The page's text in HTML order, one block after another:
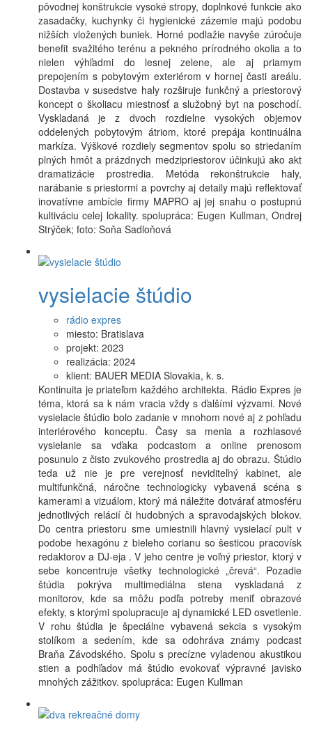
pôvodnej konštrukcie vysoké stropy, doplnkové funkcie ako
zasadačky, kuchynky či hygienické zázemie majú podobu
nižších vložených buniek. Horné podlažie navyše zúročuje
benefit svažitého terénu a pekného prírodného okolia a to
nielen výhľadmi do lesnej zelene, ale aj priamym
prepojením s pobytovým exteriérom v hornej časti areálu.
Dostavba v susedstve haly rozširuje funkčný a priestorový
koncept o školiacu miestnosť a služobný byt na poschodí.
Vyskladaná je z dvoch rozdielne vysokých objemov
oddelených pobytovým átriom, ktoré prepája kontinuálna
markíza. Výškové rozdiely segmentov spolu so striedaním
plných hmôt a prázdnych medzipriestorov účinkujú ako akt
dramatizácie prostredia. Metóda rekonštrukcie haly,
narábanie s priestormi a povrchy aj detaily majú reflektovať
inovatívne ambície firmy MAPRO aj jej snahu o postupnú
kultiváciu celej lokality. spolupráca: Eugen Kullman, Ondrej
Strýček; foto: Soňa Sadloňová
vysielacie štúdio
rádio expres
miesto: Bratislava
projekt: 2023
realizácia: 2024
klient: BAUER MEDIA Slovakia, k. s.
Kontinuita je priateľom každého architekta. Rádio Expres je
téma, ktorá sa k nám vracia vždy s ďalšími výzvami. Nové
vysielacie štúdio bolo zadanie v mnohom nové aj z pohľadu
interiérového konceptu. Časy sa menia a rozhlasové
vysielanie sa vďaka podcastom a online prenosom
posunulo z čisto zvukového prostredia aj do obrazu. Štúdio
teda už nie je pre verejnosť neviditeľný kabinet, ale
multifunkčná, náročne technologicky vybavená scéna s
kamerami a vizuálom, ktorý má náležite dotvárať atmosféru
jednotlivých relácií či hudobných a spravodajských blokov.
Do centra priestoru sme umiestnili hlavný vysielací pult v
podobe hexagónu z bieleho corianu so šesticou pracovísk
redaktorov a DJ-eja . V jeho centre je voľný priestor, ktorý v
sebe koncentruje všetky technologické „črevá“. Pozadie
štúdia pokrýva multimediálna stena vyskladaná z
monitorov, kde sa môžu podľa potreby meniť obrazové
efekty, s ktorými spolupracuje aj dynamické LED osvetlenie.
V rohu štúdia je špeciálne vybavená sekcia s vysokým
stolíkom a sedením, kde sa odohráva známy podcast
Braňa Závodského. Spolu s precízne vyladenou akustikou
stien a podhľadov má štúdio evokovať výpravné javisko
mnohých zážitkov. spolupráca: Eugen Kullman